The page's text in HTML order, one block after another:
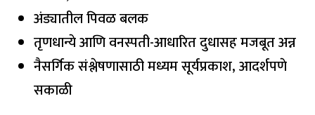
अंड्यातील पिवळ बलक
तृणधान्ये आणि वनस्पती-आधारित दुधासह मजबूत अन्न
नैसर्गिक संश्लेषणासाठी मध्यम सूर्यप्रकाश, आदर्शपणे
सकाळी